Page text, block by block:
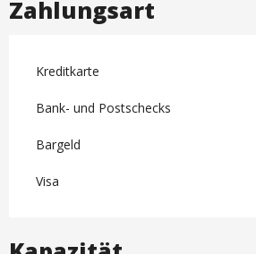
Zahlungsart
Kreditkarte
Bank- und Postschecks
Bargeld
Visa